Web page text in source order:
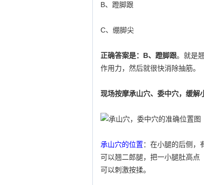
B、蹬脚跟
C、绷脚尖
正确答案是：B、蹬脚跟。就是
作用力，然后就很快消除抽筋。
现场按摩承山穴、委中穴，缓解
承山穴的位置：在小腿的后侧，
可以翘二郎腿，把一小腿肚高点
可以刺激按揉。